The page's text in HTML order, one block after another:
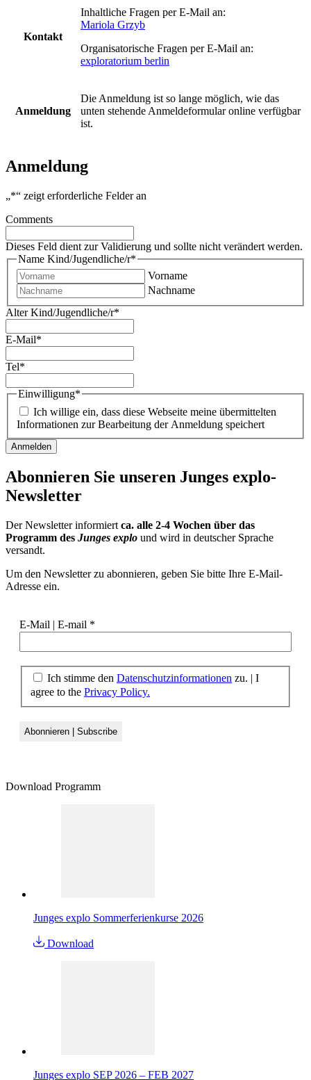
Kontakt
Inhaltliche Fragen per E-Mail an:
Mariola Grzyb
Organisatorische Fragen per E-Mail an:
exploratorium berlin
Anmeldung
Die Anmeldung ist so lange möglich, wie das
unten stehende Anmeldeformular online verfügbar
ist.
Anmeldung
„*“ zeigt erforderliche Felder an
Comments
Dieses Feld dient zur Validierung und sollte nicht verändert werden.
Name Kind/Jugendliche/r*
Vorname
Nachname
Alter Kind/Jugendliche/r*
E-Mail*
Tel*
Einwilligung*
Ich willige ein, dass diese Webseite meine übermittelten
Informationen zur Bearbeitung der Anmeldung speichert
Abonnieren Sie unseren Junges explo-
Newsletter
Der Newsletter informiert ca. alle 2-4 Wochen über das
Programm des Junges explo und wird in deutscher Sprache
versandt.
Um den Newsletter zu abonnieren, geben Sie bitte Ihre E-Mail-
Adresse ein.
E-Mail | E-mail *
Ich stimme den Datenschutzinformationen zu. | I
agree to the Privacy Policy.
Download Programm
Junges explo Sommerferienkurse 2026
Download
Junges explo SEP 2026 – FEB 2027